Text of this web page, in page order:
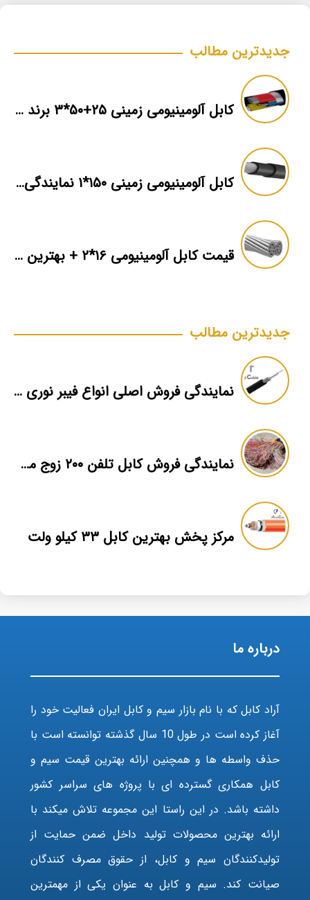
جدیدترین مطالب
کابل آلومینیومی زمینی ۲۵+۵۰*۳ برند ماهان
کابل آلومینیومی زمینی ۱۵۰*۱ نمایندگی فروش
قیمت کابل آلومینیومی ۱۶*۲ + بهترین برند بازار + اطلاعات فنی
جدیدترین مطالب
نمایندگی فروش اصلی انواع فیبر نوری تک حالته nexans
نمایندگی فروش کابل تلفن ۲۰۰ زوج مخابراتی ۰/۶
مرکز پخش بهترین کابل ۳۳ کیلو ولت
درباره ما
آراد کابل که با نام بازار سیم و کابل ایران فعالیت خود را
آغاز کرده است در طول 10 سال گذشته توانسته است با
حذف واسطه ها و همچنین ارائه بهترین قیمت سیم و
کابل همکاری گسترده ای با پروژه های سراسر کشور
داشته باشد. در این راستا این مجموعه تلاش میکند با
ارائه بهترین محصولات تولید داخل ضمن حمایت از
تولیدکنندگان سیم و کابل، از حقوق مصرف کنندگان
صیانت کند. سیم و کابل به عنوان یکی از مهمترین